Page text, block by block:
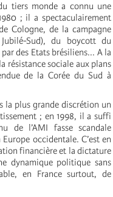
tiers monde a connu une
; il a spectaculairement
Cologne, de la campagne
Sud), du boycott du
des Etats brésiliens... A la
résistance sociale aux plans
de la Corée du Sud à
la plus grande discrétion un
; en 1998, il a suffi
de l’AMI fasse scandale
occidentale. C’est en
financière et la dictature
dynamique politique sans
en France surtout, de